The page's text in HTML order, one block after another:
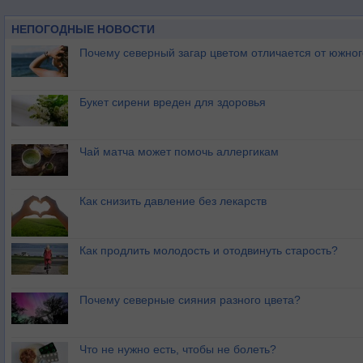
НЕПОГОДНЫЕ НОВОСТИ
Почему северный загар цветом отличается от
Букет сирени вреден для здоровья
Чай матча может помочь аллергикам
Как снизить давление без лекарств
Как продлить молодость и отодвинуть старость?
Почему северные сияния разного цвета?
Что не нужно есть, чтобы не болеть?